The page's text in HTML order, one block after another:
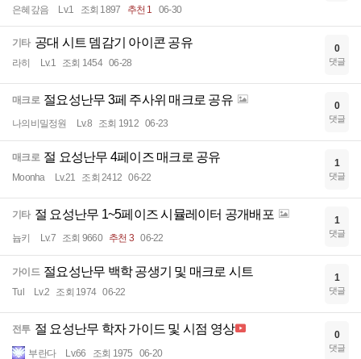
은혜갚음 Lv.1 조회 1897 추천 1 06-30
기타 공대 시트 뎀감기 아이콘 공유
라히 Lv.1 조회 1454 06-28
0
댓글
매크로 절요성난무 3페 주사위 매크로 공유
나의비밀정원 Lv.8 조회 1912 06-23
0
댓글
매크로 절 요성난무 4페이즈 매크로 공유
Moonha Lv.21 조회 2412 06-22
1
댓글
기타 절 요성난무 1~5페이즈 시뮬레이터 공개배포
늅키 Lv.7 조회 9660 추천 3 06-22
1
댓글
가이드 절요성난무 백학 공생기 및 매크로 시트
Tul Lv.2 조회 1974 06-22
1
댓글
전투 절 요성난무 학자 가이드 및 시점 영상
부란다 Lv.66 조회 1975 06-20
0
댓글